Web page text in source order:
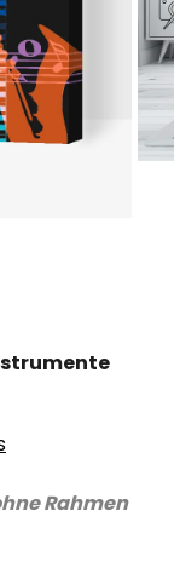
Rahmen